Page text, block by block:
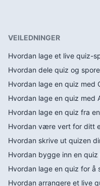
VEILEDNINGER
Hvordan lage et live quiz-
Hvordan dele quiz og
Hvordan lage en quiz med
Hvordan lage en quiz med
Hvordan lage en quiz fra
Hvordan være vert for ditt
Hvordan skrive ut quizen
Hvordan bygge inn en
Hvordan lage en quiz for å
Hvordan arrangere et live